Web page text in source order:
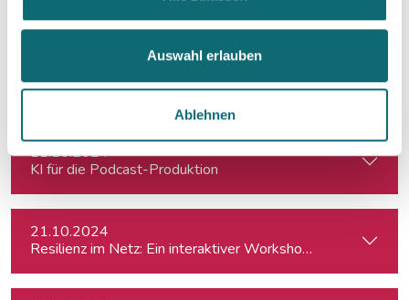
Auswahl erlauben
Ablehnen
Crashkurs LinkedIn
11.10.2024
KI für die Podcast-Produktion
21.10.2024
Resilienz im Netz: Ein interaktiver Workshop im Umgang